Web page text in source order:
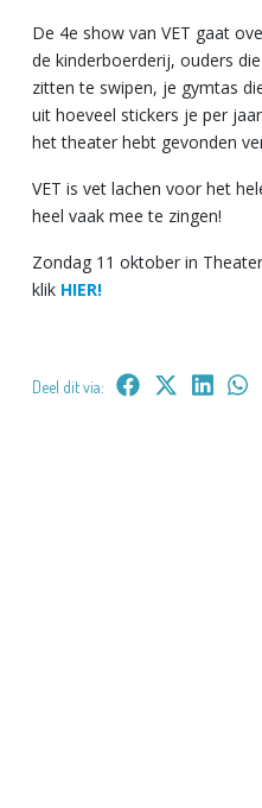
De 4e show van VET gaat
de kinderboerderij, ouders
zitten te swipen, je gymtas
uit hoeveel stickers je per
het theater hebt gevonden
VET is vet lachen voor het
heel vaak mee te zingen!
Zondag 11 oktober in
klik HIER!
Deel dit via: